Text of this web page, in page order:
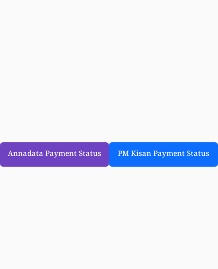
Annadata Payment Status PM Kisan Payment Status